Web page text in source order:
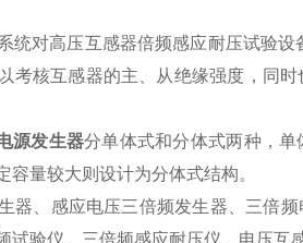
对高压互感器倍频感应耐压试验
考核互感器的主、从绝缘强度，同
源发生器分单体式和分体式两种，
容量较大则设计为分体式结构。
器、感应电压三倍频发生器、三倍
试验仪、三倍频感应耐压仪、电压互